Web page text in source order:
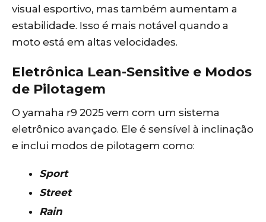
visual esportivo, mas também aumentam a
estabilidade. Isso é mais notável quando a
moto está em altas velocidades.
Eletrônica Lean-Sensitive e Modos
de Pilotagem
O yamaha r9 2025 vem com um sistema
eletrônico avançado. Ele é sensível à inclinação
e inclui modos de pilotagem como:
Sport
Street
Rain